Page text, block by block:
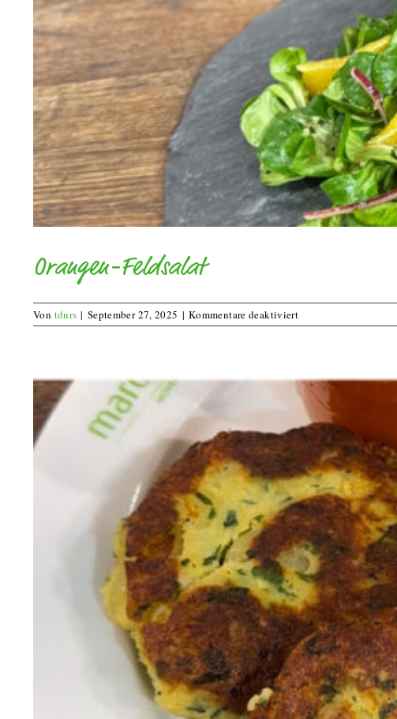
Orangen-Feldsalat
Von tdnrs | September 27, 2025 | Kommentare deaktiviertfür
Orangen-